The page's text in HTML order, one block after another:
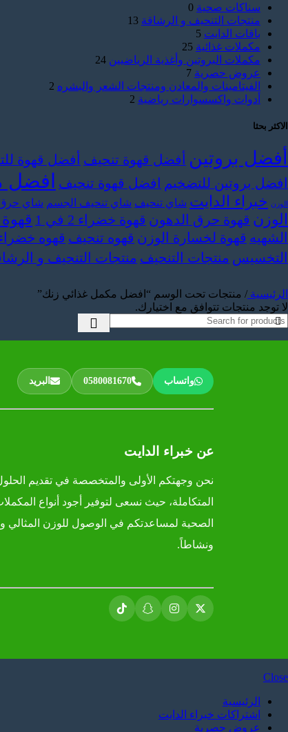
سناكات صحية 0
منتجات التنحيف و الرشاقة 13
باقات الدايت 5
مكملات غذائية 25
مكملات البروتين وأغذية الرياضيين 24
عروض حصرية 7
الفيتامينات والمعادن ومنتجات الشعر والبشره 2
أدوات واكسسوارات رياضية 2
الاكثر بحثا
أفضل بروتين أفضل قهوة تنحيف أفضل قهوة
افضل بروتين للتضخيم افضل قهوة تنحيف افضل
الوزن خبراء الدايت شاي تنحيف شاي تنحيف الجسم شاي حرق
الوزن قهوة حرق الدهون قهوة خضراء 2 في 1
الشهيه قهوة لخسارة الوزن قهوه تنحيف قهوه
التخسيس منتجات التنحيف منتجات التنحيف و
الرئيسية / منتجات تحت الوسم “افضل مكمل غذائي زنك”
لا توجد منتجات تتوافق مع اختيارك.
واتساب 0580081670 البريد
عن خبراء الدايت
نحن وجهتكم الأولى والمتخصصة في تقديم الحلول
المتكاملة، حيث نسعى لتوفير أجود أنواع
الصحية لمساعدتكم في الوصول للوزن المثالي
ونشاطاً.
Close
الرئيسية
اشتراكات خبراء الدايت
عروض حصرية